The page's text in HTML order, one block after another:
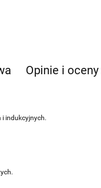
Opinie i oceny
i indukcyjnych.